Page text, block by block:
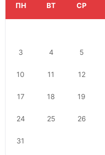
ПН ВТ СР
3 4 5
10 11 12
17 18 19
24 25 26
31